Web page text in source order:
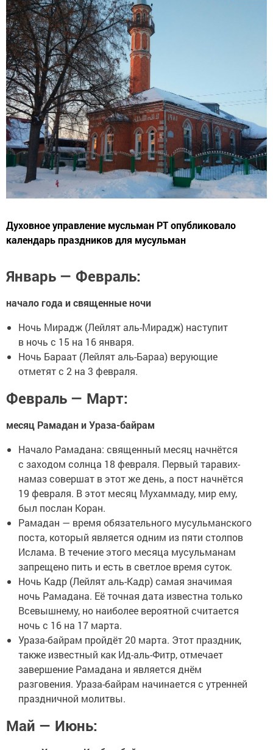
Духовное управление мусльман РТ опубликовало
календарь праздников для мусульман
Январь — Февраль:
начало года и священные ночи
Ночь Мирадж (Лейлят аль-Мирадж) наступит
в ночь с 15 на 16 января.
Ночь Бараат (Лейлят аль-Бараа) верующие
отметят с 2 на 3 февраля.
Февраль — Март:
месяц Рамадан и Ураза-байрам
Начало Рамадана: священный месяц начнётся
с заходом солнца 18 февраля. Первый таравих-
намаз совершат в этот же день, а пост начнётся
19 февраля. В этот месяц Мухаммаду, мир ему,
был послан Коран.
Рамадан — время обязательного мусульманского
поста, который является одним из пяти столпов
Ислама. В течение этого месяца мусульманам
запрещено пить и есть в светлое время суток.
Ночь Кадр (Лейлят аль-Кадр) самая значимая
ночь Рамадана. Её точная дата известна только
Всевышнему, но наиболее вероятной считается
ночь с 16 на 17 марта.
Ураза-байрам пройдёт 20 марта. Этот праздник,
также известный как Ид-аль-Фитр, отмечает
завершение Рамадана и является днём
разговения. Ураза-байрам начинается с утренней
праздничной молитвы.
Май — Июнь: